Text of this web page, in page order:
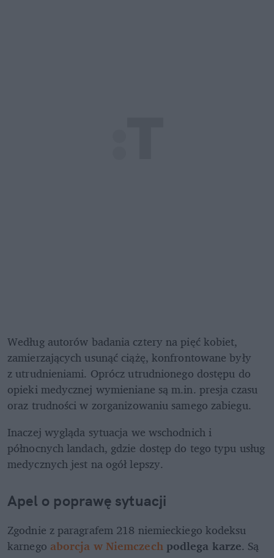
Według autorów badania cztery na pięć kobiet,
zamierzających usunąć ciążę, konfrontowane były
z utrudnieniami. Oprócz utrudnionego dostępu do
opieki medycznej wymieniane są m.in. presja czasu
oraz trudności w zorganizowaniu samego zabiegu.
Inaczej wygląda sytuacja we wschodnich i
północnych landach, gdzie dostęp do tego typu usług
medycznych jest na ogół lepszy.
Apel o poprawę sytuacji
Zgodnie z paragrafem 218 niemieckiego kodeksu
karnego aborcja w Niemczech podlega karze. Są